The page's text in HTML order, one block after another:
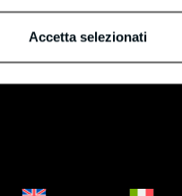
Accetta selezionati